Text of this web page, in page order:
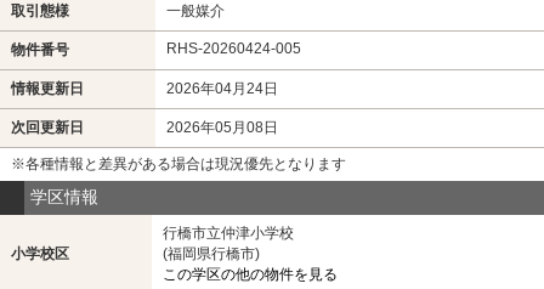
取引態様 一般媒介
物件番号 RHS-20260424-005
情報更新日 2026年04月24日
次回更新日 2026年05月08日
※各種情報と差異がある場合は現況優先となります
学区情報
小学校区
行橋市立仲津小学校
(福岡県行橋市)
この学区の他の物件を見る